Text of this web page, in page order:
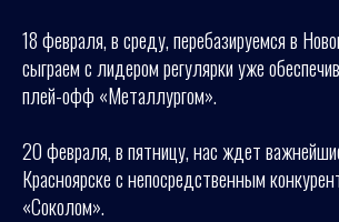
18 февраля, в среду, перебазируемся в
сыграем с лидером регулярки уже
плей-офф «Металлургом».
20 февраля, в пятницу, нас ждет
Красноярске с непосредственным
«Соколом».